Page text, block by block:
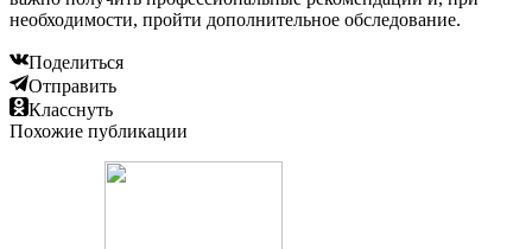
необходимости, пройти дополнительное обследование.
Поделиться
Отправить
Класснуть
Похожие публикации